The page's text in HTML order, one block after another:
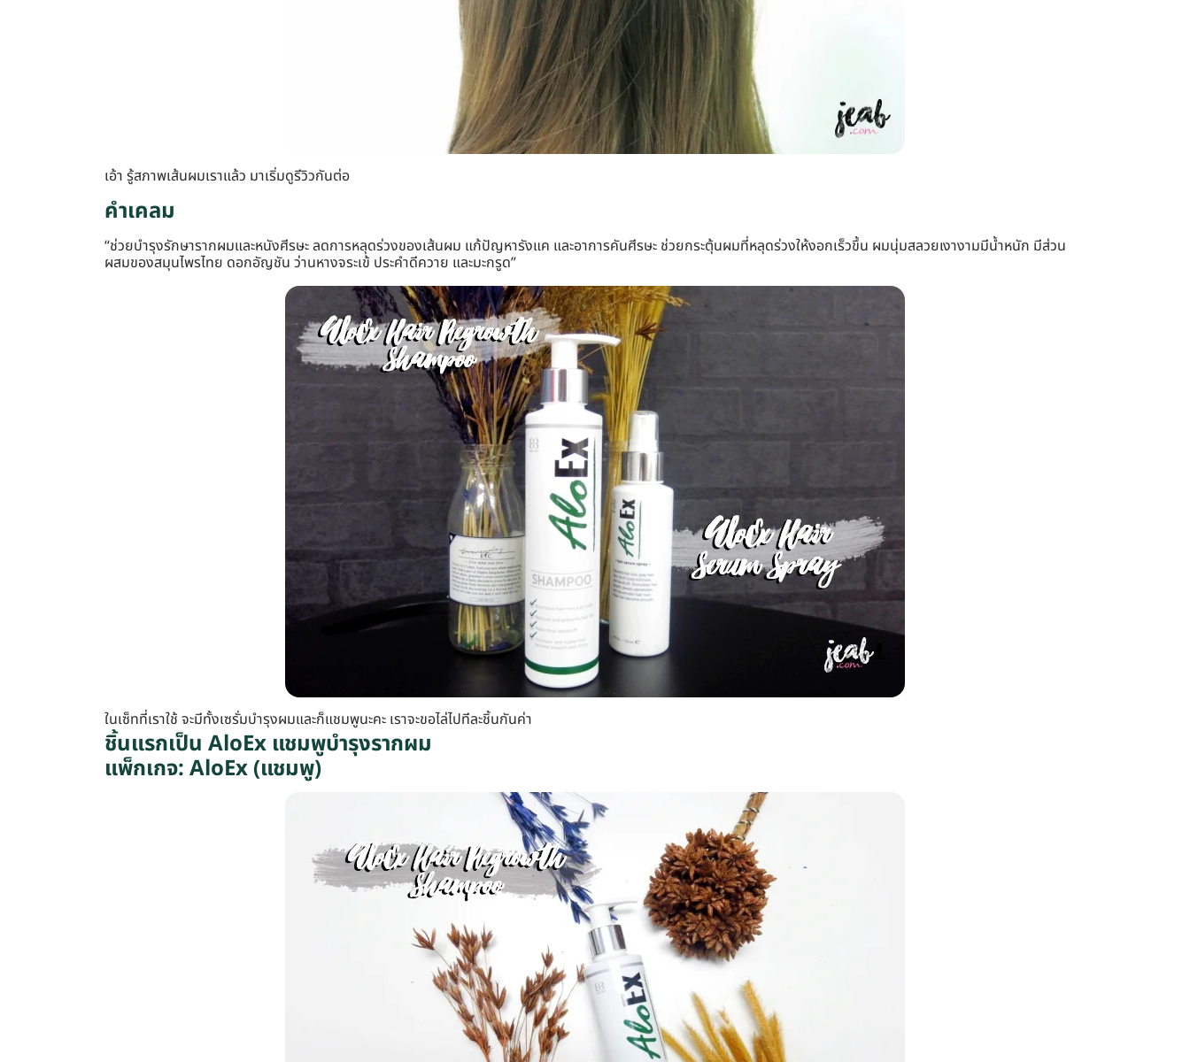
เอ้า รู้สภาพเส้นผมเราแล้ว มาเริ่มดูรีวิวกันต่อ
คำเคลม
“ช่วยบำรุงรักษารากผมและหนังศีรษะ ลดการหลุดร่วงของเส้นผม แก้ปัญหารังแค และอาการคันศีรษะ ช่วยกระตุ้นผมที่หลุดร่วงให้งอกเร็วขึ้น ผมนุ่มสลวยเงางามมีน้ำหนัก มีส่วน
ผสมของสมุนไพรไทย ดอกอัญชัน ว่านหางจระเข้ ประคำดีควาย และมะกรูด”
ในเซ็ทที่เราใช้ จะมีทั้งเซรั่มบำรุงผมและก็แชมพูนะคะ เราจะขอไล่ไปทีละชิ้นกันค่า
ชิ้นแรกเป็น AloEx แชมพูบำรุงรากผม
แพ็กเกจ: AloEx (แชมพู)